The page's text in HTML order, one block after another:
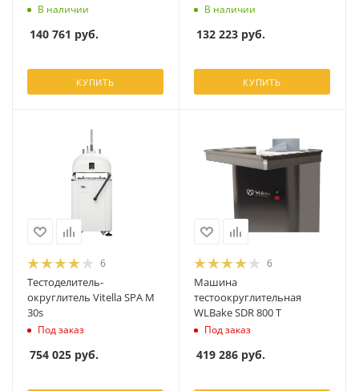
В наличии
140 761 руб.
КУПИТЬ
В наличии
132 223 руб.
КУПИТЬ
6
Тестоделитель-
округлитель Vitella SPA M
30s
Под заказ
754 025 руб.
6
Машина
тестоокруглительная
WLBake SDR 800 T
Под заказ
419 286 руб.